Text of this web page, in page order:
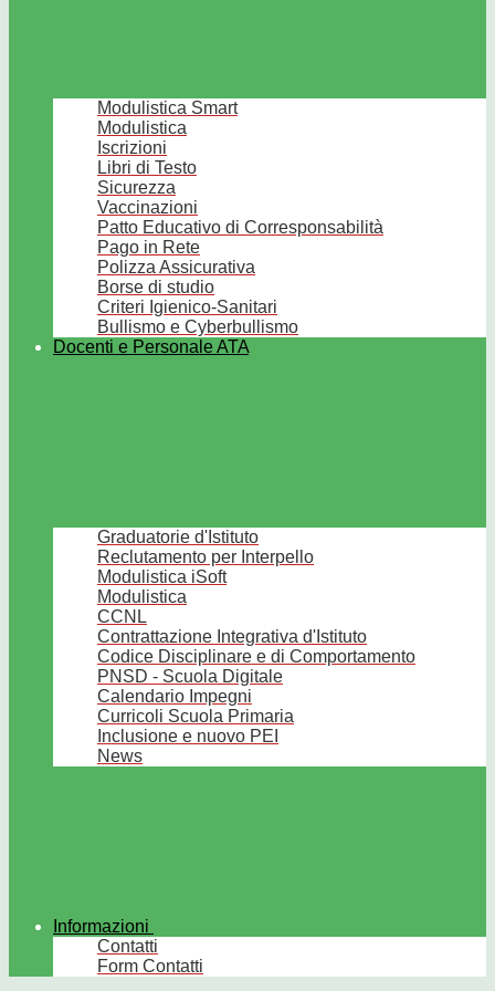
Modulistica Smart
Modulistica
Iscrizioni
Libri di Testo
Sicurezza
Vaccinazioni
Patto Educativo di Corresponsabilità
Pago in Rete
Polizza Assicurativa
Borse di studio
Criteri Igienico-Sanitari
Bullismo e Cyberbullismo
Docenti e Personale ATA
Graduatorie d'Istituto
Reclutamento per Interpello
Modulistica iSoft
Modulistica
CCNL
Contrattazione Integrativa d'Istituto
Codice Disciplinare e di Comportamento
PNSD - Scuola Digitale
Calendario Impegni
Curricoli Scuola Primaria
Inclusione e nuovo PEI
News
Informazioni
Contatti
Form Contatti